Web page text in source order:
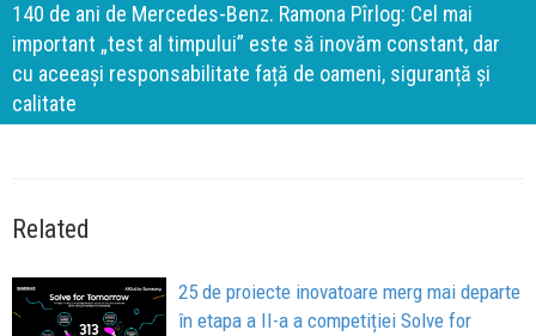
140 de ani de Mercedes-Benz. Ramona Pîrlog: Cel mai
important „test al timpului” este să inovăm constant, dar
cu aceeași responsabilitate față de oameni, siguranță și
calitate
Related
25 de proiecte inovatoare merg mai departe
în etapa a II-a a competiției Solve for